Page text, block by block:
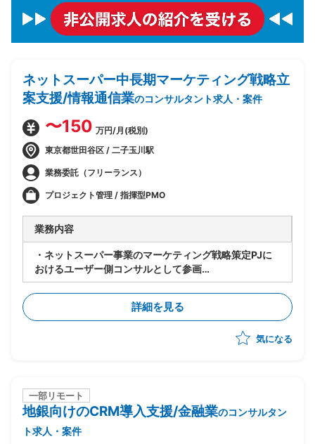
ネットスーパー中長期マーケティング戦略立
案支援/情報通信業のコンサルタント求人・案件
〜150 万円/月(税別)
東京都世田谷区 / 二子玉川駅
業務委託（フリーランス）
プロジェクト管理 / 指揮型PMO
業務内容
・ネットスーパー事業のマーケティング戦略策定PJに
おけるユーザー側コンサルとして参画
・中長期戦略の検討や管理KPIの策定、データ可視化を
通じた現状分析支援を実施
・施策実行部隊と連携し戦術レベルでPDCAを実行、事
業目標の達成を支援
・クライアントと議論を重ねながらリレーション構築を
詳細を見る
気になる
一部リモート
地銀向けのCRM導入支援/金融業のコンサルタン
ト求人・案件